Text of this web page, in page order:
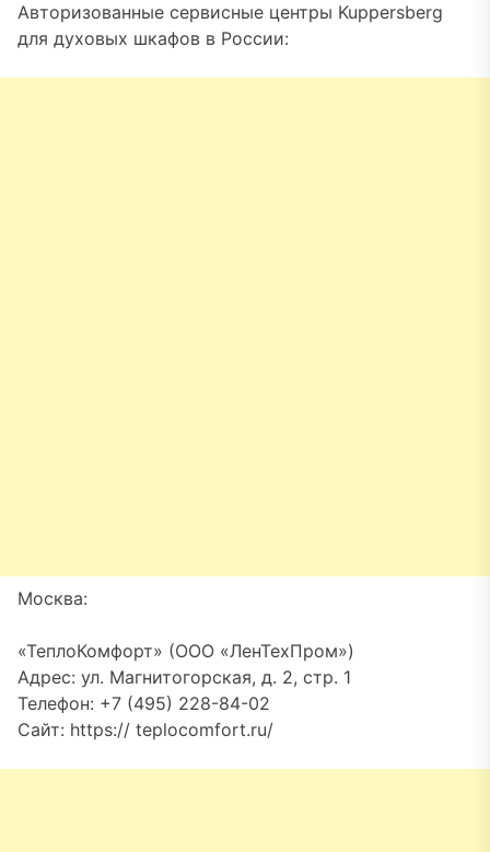
Авторизованные сервисные центры Kuppersberg
для духовых шкафов в России:
Москва:
«ТеплоКомфорт» (ООО «ЛенТехПром»)
Адрес: ул. Магнитогорская, д. 2, стр. 1
Телефон: +7 (495) 228-84-02
Сайт: https:// teplocomfort.ru/